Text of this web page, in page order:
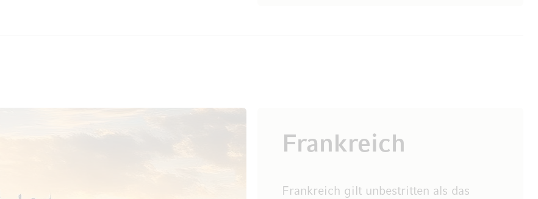
Frankreich
Frankreich gilt unbestritten als das